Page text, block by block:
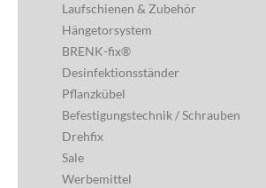
Laufschienen & Zubehör
Hängetorsystem
BRENK-fix®
Desinfektionsständer
Pflanzkübel
Befestigungstechnik / Schrauben
Drehfix
Sale
Werbemittel